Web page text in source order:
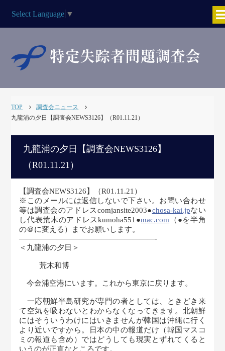
Select Language ▼
TOP
調査会ニュース
九龍浦の夕日【調査会NEWS3126】（R01.11.21）
九龍浦の夕日【調査会NEWS3126】
（R01.11.21）
【調査会NEWS3126】（R01.11.21）
※このメールには返信しないで下さい。お問い合わせ
等は調査会のアドレスcomjansite2003●chosa-kai.jpない
し代表荒木のアドレスkumoha551●mac.com （●を半角
の＠に変える）までお願いします。
―――――――――—————————-
＜九龍浦の夕日＞
荒木和博
今金浦空港にいます。これから東京に戻ります。
一応朝鮮半島研究が専門の者としては、ときどき来
て空気を吸わないとわからなくなってきます。北朝鮮
にはそういうわけにはいきませんが韓国は沖縄に行く
より近いですから。日本の中の報道だけ（韓国マスコ
ミの報道も含め）ではどうしても現実とずれてくると
いうのが正直なところです。